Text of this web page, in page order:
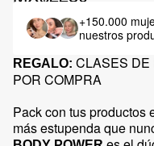
+150.000
nuestros
REGALO: CLASES DE
POR COMPRA
Pack con tus productos
más estupenda que